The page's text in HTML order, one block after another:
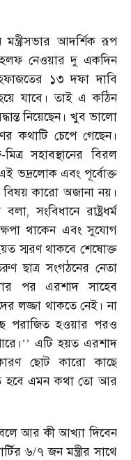
আদর্শিক রূপ
নেওয়ার দু একদিন
১৩ দফা দাবি
যাবে। তাই এ কঠিন
নিয়েছেন। খুব ভালো
কথাটি চেপে গেছেন।
সহাবস্থানের বিরল
এই ভদ্রলোক এবং পূর্বোক্ত
কারো অজানা নয়।
সংবিধানে রাষ্ট্রধর্ম
থাকেন এবং সুযোগ
স্মরণ থাকবে শেষোক্ত
ছাত্র সংগঠনের নেতা
পর এরশাদ সাহেব
লজ্জা থাকতে নেই। না
পরাজিত হওয়ার পরও
’’ এটি হয়ত এরশাদ
ছোট কারো কাছে
হবে এমন কথা তো আর
আর কী আখ্যা দিবেন
৬/৭ জন মন্ত্রীর সাথে